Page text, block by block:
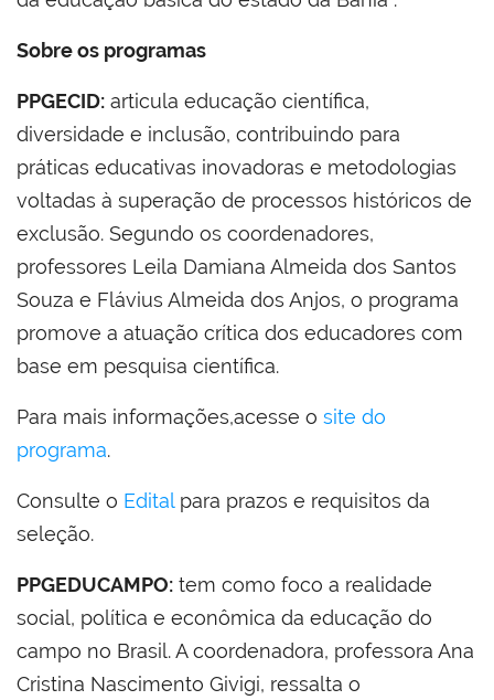
Sobre os programas
PPGECID: articula educação científica,
diversidade e inclusão, contribuindo para
práticas educativas inovadoras e metodologias
voltadas à superação de processos históricos de
exclusão. Segundo os coordenadores,
professores Leila Damiana Almeida dos Santos
Souza e Flávius Almeida dos Anjos, o programa
promove a atuação crítica dos educadores com
base em pesquisa científica.
Para mais informações,acesse o site do
programa.
Consulte o Editalpara prazos e requisitos da
seleção.
PPGEDUCAMPO: tem como foco a realidade
social, política e econômica da educação do
campo no Brasil. A coordenadora, professora Ana
Cristina Nascimento Givigi, ressalta o